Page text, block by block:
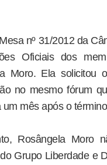
nº 31/2012 da
Oficiais dos
Moro. Ela solicitou
no mesmo fórum
um mês após o
Rosângela Moro
Grupo Liberdade e